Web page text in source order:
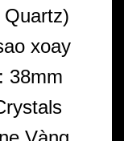
xoay
38mm